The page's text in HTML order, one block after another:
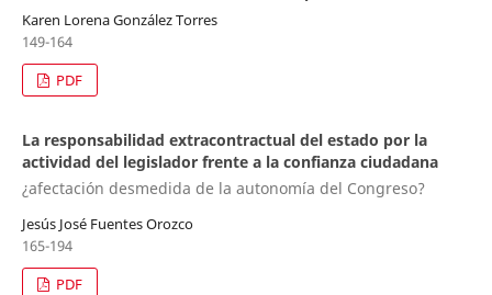
Karen Lorena González Torres
149-164
PDF
La responsabilidad extracontractual del estado por la
actividad del legislador frente a la confianza ciudadana
¿afectación desmedida de la autonomía del Congreso?
Jesús José Fuentes Orozco
165-194
PDF